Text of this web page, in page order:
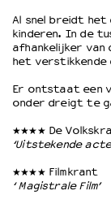
OVER
Wat we doen
Werken bij
Wie is wie
Word vriend
Historie
Partners
Huisregels
Al snel breidt het
kinderen. In de
afhankelijker van
het verstikkende
Er ontstaat een
onder dreigt te
★★★★ De
‘Uitstekende
★★★★ Filmkrant
‘ Magistrale Film’